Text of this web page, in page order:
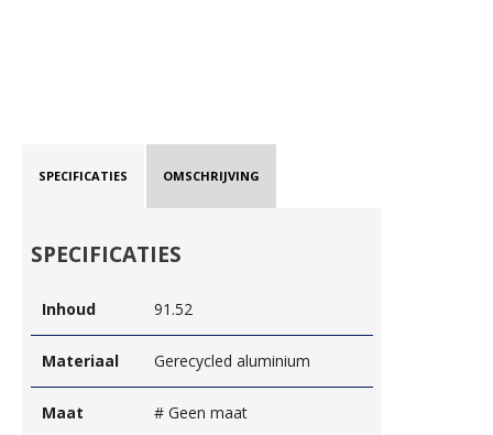
SPECIFICATIES OMSCHRIJVING
SPECIFICATIES
Inhoud 91.52
Materiaal Gerecycled aluminium
Maat # Geen maat